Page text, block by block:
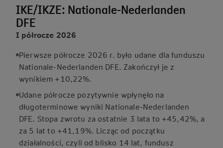
IKE/IKZE: Nationale-Nederlanden
DFE
I półrocze 2026
Pierwsze półrocze 2026 r. było udane dla funduszu
Nationale-Nederlanden DFE. Zakończył je z
wynikiem +10,22%.
Udane półrocze pozytywnie wpłynęło na
długoterminowe wyniki Nationale-Nederlanden
DFE. Stopa zwrotu za ostatnie 3 lata to +45,42%, a
za 5 lat to +41,19%. Licząc od początku
działalności, czyli od blisko 14 lat, fundusz